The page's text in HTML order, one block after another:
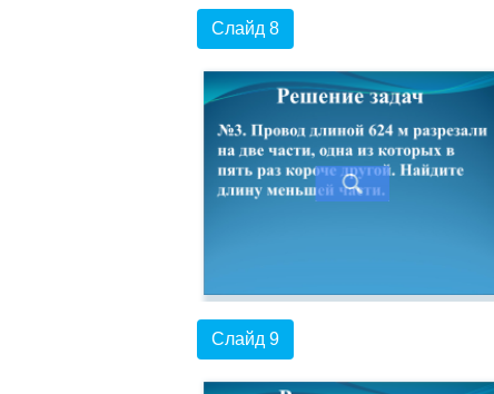
Слайд 8
Слайд 9